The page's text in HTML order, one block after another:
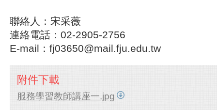
聯絡人：宋采薇
連絡電話：02-2905-2756
E-mail：fj03650@mail.fju.edu.tw
附件下載
服務學習教師講座一.jpg